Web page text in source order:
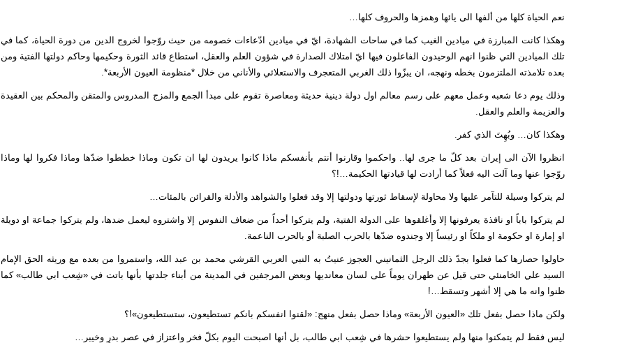
نعم الحياة كلها من ألفها الى يائها وهمزها والحروف كلها…
وهكذا كانت المبارزة في ميادين الغيب كما في ساحات الشهادة، ايّ في ميادين ادّعاءات خصومه من حيث روّجوا لخروج الدين من دورة الحياة، كما في
تلك الميادين التي ظنوا انهم الوحيدون الفاعلون فيها ايّ امتلاك الصدارة في شؤون العلم والعقل، استطاع قائد الثورة وحكيمها وحاكم دولتها الفتية ومن
بعده تلامذته الملتزمون بخطه ونهجه، ان يبزّوا ذلك الغربي المتعجرف والاستعلائي والأناني من خلال *منظومة العيون الأربعة*.
وذلك يوم دعا شعبه وعمل معهم على رسم معالم اول دولة دينية حديثة ومعاصرة تقوم على مبدأ الجمع والمزج المدروس والمتقن والمحكم بين العقيدة
والعزيمة والعلم والعقل.
وهكذا كان… وبُهِتَ الذي كفر.
انظروا الآن الى إيران بعد كلّ ما جرى لها.. واحكموا وقارنوا أنتم بأنفسكم ماذا كانوا يريدون لها ان تكون وماذا خططوا ضدّها وماذا فكروا لها وماذا
روّجوا عنها وما آلت اليه فعلاً كما أرادت لها قيادتها الحكيمة…!؟
لم يتركوا وسيلة للتآمر عليها ولا محاولة لإسقاط ثورتها ودولتها إلا وقد فعلوا والشواهد والأدلة والقرائن بالمئات…
لم يتركوا باباً او نافذة يعرفونها إلا وأغلقوها على الدولة الفتية، ولم يتركوا أحداً من ضعاف النفوس إلا واشتروه ليعمل ضدها، ولم يتركوا جماعة او دويلة
او إمارة او حكومة او ملكاً او رئيساً إلا وجندوه ضدّها بالحرب الصلبة أو بالحرب الناعمة.
حاولوا حصارها كما فعلوا بجدّ ذلك الرجل الثمانيني العجوز عنيتُ به النبي العربي القرشي محمد بن عبد الله، واستمروا من بعده مع وريثه الحق الإمام
السيد علي الخامنئي حتى قيل عن طهران يوماً على لسان معانديها وبعض المرجفين في المدينة من أبناء جلدتها بأنها باتت في «شِعب ابي طالب» كما
ظنوا وانه ما هي إلا أشهر وتسقط…!
ولكن ماذا حصل بفعل تلك «العيون الأربعة» وماذا حصل بفعل منهج: «لقنوا انفسكم بانكم تستطيعون، ستستطيعون»!؟
ليس فقط لم يتمكنوا منها ولم يستطيعوا حشرها في شِعب ابي طالب، بل أنها اصبحت اليوم بكلّ فخر واعتزاز في عصر بدرٍ وخيبر…